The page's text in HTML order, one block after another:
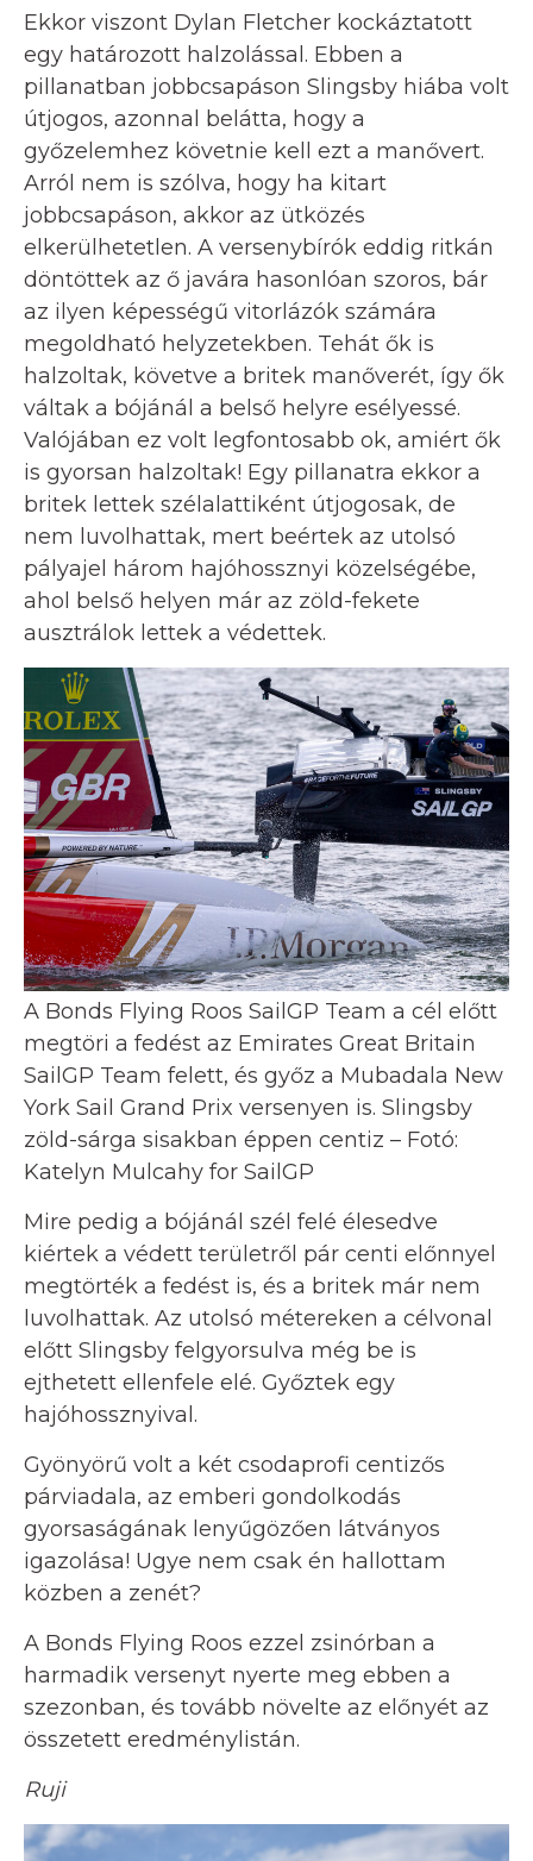
Ekkor viszont Dylan Fletcher kockáztatott
egy határozott halzolással. Ebben a
pillanatban jobbcsapáson Slingsby hiába volt
útjogos, azonnal belátta, hogy a
győzelemhez követnie kell ezt a manővert.
Arról nem is szólva, hogy ha kitart
jobbcsapáson, akkor az ütközés
elkerülhetetlen. A versenybírók eddig ritkán
döntöttek az ő javára hasonlóan szoros, bár
az ilyen képességű vitorlázók számára
megoldható helyzetekben. Tehát ők is
halzoltak, követve a britek manőverét, így ők
váltak a bójánál a belső helyre esélyessé.
Valójában ez volt legfontosabb ok, amiért ők
is gyorsan halzoltak! Egy pillanatra ekkor a
britek lettek szélalattiként útjogosak, de
nem luvolhattak, mert beértek az utolsó
pályajel három hajóhossznyi közelségébe,
ahol belső helyen már az zöld-fekete
ausztrálok lettek a védettek.
A Bonds Flying Roos SailGP Team a cél előtt
megtöri a fedést az Emirates Great Britain
SailGP Team felett, és győz a Mubadala New
York Sail Grand Prix versenyen is. Slingsby
zöld-sárga sisakban éppen centiz – Fotó:
Katelyn Mulcahy for SailGP
Mire pedig a bójánál szél felé élesedve
kiértek a védett területről pár centi előnnyel
megtörték a fedést is, és a britek már nem
luvolhattak. Az utolsó métereken a célvonal
előtt Slingsby felgyorsulva még be is
ejthetett ellenfele elé. Győztek egy
hajóhossznyival.
Gyönyörű volt a két csodaprofi centizős
párviadala, az emberi gondolkodás
gyorsaságának lenyűgözően látványos
igazolása! Ugye nem csak én hallottam
közben a zenét?
A Bonds Flying Roos ezzel zsinórban a
harmadik versenyt nyerte meg ebben a
szezonban, és tovább növelte az előnyét az
összetett eredménylistán.
Ruji